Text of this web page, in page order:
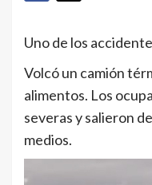
Uno de los
Volcó un camión
alimentos. Los
severas y salieron
medios.